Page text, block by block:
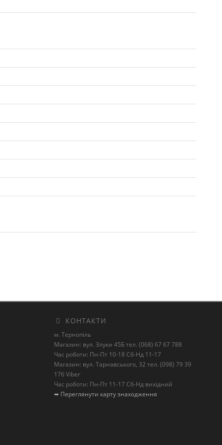
КОНТАКТИ
м. Тернопіль
Магазин: вул. Злуки 45Б тел. (068) 67 67 788
Час роботи: Пн-Пт 10-18 Сб-Нд 11-17
Магазин: вул. Тарнавського, 32 тел. (098) 79 39
176 Viber
Час роботи: Пн-Пт 11-17 Сб-Нд вихідний
➥ Переглянути карту знаходження